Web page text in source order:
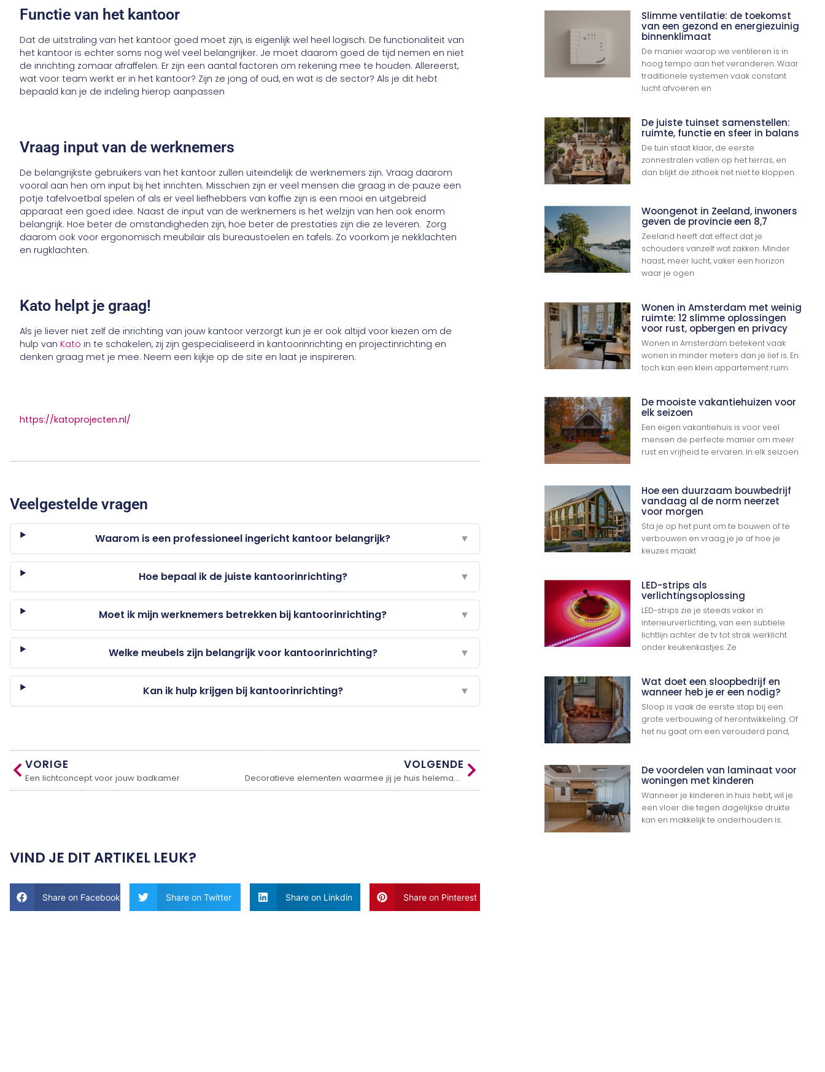
Functie van het kantoor
Dat de uitstraling van het kantoor goed moet zijn, is eigenlijk wel heel logisch. De functionaliteit van
het kantoor is echter soms nog wel veel belangrijker. Je moet daarom goed de tijd nemen en niet
de inrichting zomaar afraffelen. Er zijn een aantal factoren om rekening mee te houden. Allereerst,
wat voor team werkt er in het kantoor? Zijn ze jong of oud, en wat is de sector? Als je dit hebt
bepaald kan je de indeling hierop aanpassen
Vraag input van de werknemers
De belangrijkste gebruikers van het kantoor zullen uiteindelijk de werknemers zijn. Vraag daarom
vooral aan hen om input bij het inrichten. Misschien zijn er veel mensen die graag in de pauze een
potje tafelvoetbal spelen of als er veel liefhebbers van koffie zijn is een mooi en uitgebreid
apparaat een goed idee. Naast de input van de werknemers is het welzijn van hen ook enorm
belangrijk. Hoe beter de omstandigheden zijn, hoe beter de prestaties zijn die ze leveren. Zorg
daarom ook voor ergonomisch meubilair als bureaustoelen en tafels. Zo voorkom je nekklachten
en rugklachten.
Kato helpt je graag!
Als je liever niet zelf de inrichting van jouw kantoor verzorgt kun je er ook altijd voor kiezen om de
hulp vanKato in te schakelen, zij zijn gespecialiseerd in kantoorinrichting en projectinrichting en
denken graag met je mee. Neem een kijkje op de site en laat je inspireren.
https://katoprojecten.nl/
Veelgestelde vragen
Waarom is een professioneel ingericht kantoor belangrijk? ▼
Hoe bepaal ik de juiste kantoorinrichting? ▼
Moet ik mijn werknemers betrekken bij kantoorinrichting? ▼
Welke meubels zijn belangrijk voor kantoorinrichting? ▼
Kan ik hulp krijgen bij kantoorinrichting? ▼
VORIGE
Een lichtconcept voor jouw badkamer
VOLGENDE
Decoratieve elementen waarmee jij je huis helemaal af kunt maken!
VIND JE DIT ARTIKEL LEUK?
Share on Facebook Share on Twitter Share on Linkdin Share on Pinterest
Slimme ventilatie: de toekomst
van een gezond en energiezuinig
binnenklimaat
De manier waarop we ventileren is in
hoog tempo aan het veranderen. Waar
traditionele systemen vaak constant
lucht afvoeren en
De juiste tuinset samenstellen:
ruimte, functie en sfeer in balans
De tuin staat klaar, de eerste
zonnestralen vallen op het terras, en
dan blijkt de zithoek net niet te kloppen.
Woongenot in Zeeland, inwoners
geven de provincie een 8,7
Zeeland heeft dat effect dat je
schouders vanzelf wat zakken. Minder
haast, meer lucht, vaker een horizon
waar je ogen
Wonen in Amsterdam met weinig
ruimte: 12 slimme oplossingen
voor rust, opbergen en privacy
Wonen in Amsterdam betekent vaak
wonen in minder meters dan je lief is. En
toch kan een klein appartement ruim
De mooiste vakantiehuizen voor
elk seizoen
Een eigen vakantiehuis is voor veel
mensen de perfecte manier om meer
rust en vrijheid te ervaren. In elk seizoen
Hoe een duurzaam bouwbedrijf
vandaag al de norm neerzet
voor morgen
Sta je op het punt om te bouwen of te
verbouwen en vraag je je af hoe je
keuzes maakt
LED-strips als
verlichtingsoplossing
LED-strips zie je steeds vaker in
interieurverlichting, van een subtiele
lichtlijn achter de tv tot strak werklicht
onder keukenkastjes. Ze
Wat doet een sloopbedrijf en
wanneer heb je er een nodig?
Sloop is vaak de eerste stap bij een
grote verbouwing of herontwikkeling. Of
het nu gaat om een verouderd pand,
De voordelen van laminaat voor
woningen met kinderen
Wanneer je kinderen in huis hebt, wil je
een vloer die tegen dagelijkse drukte
kan en makkelijk te onderhouden is.